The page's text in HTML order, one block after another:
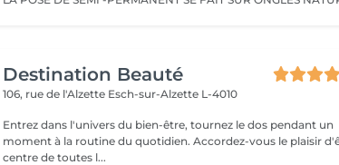
Destination Beauté
106, rue de l'Alzette Esch-sur-Alzette L-4010
Entrez dans l'univers du bien-être, tournez le dos pendant un
moment à la routine du quotidien. Accordez-vous le plaisir d'être au
centre de toutes l...